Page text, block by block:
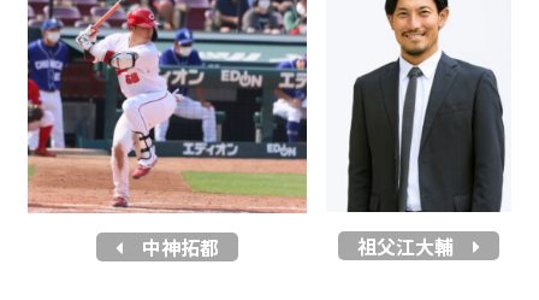
中神拓都 祖父江大輔